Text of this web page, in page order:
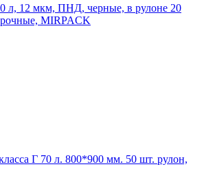
л, 12 мкм, ПНД, черные, в рулоне 20
MIRPACK
Г 70 л. 800*900 мм. 50 шт. рулон,